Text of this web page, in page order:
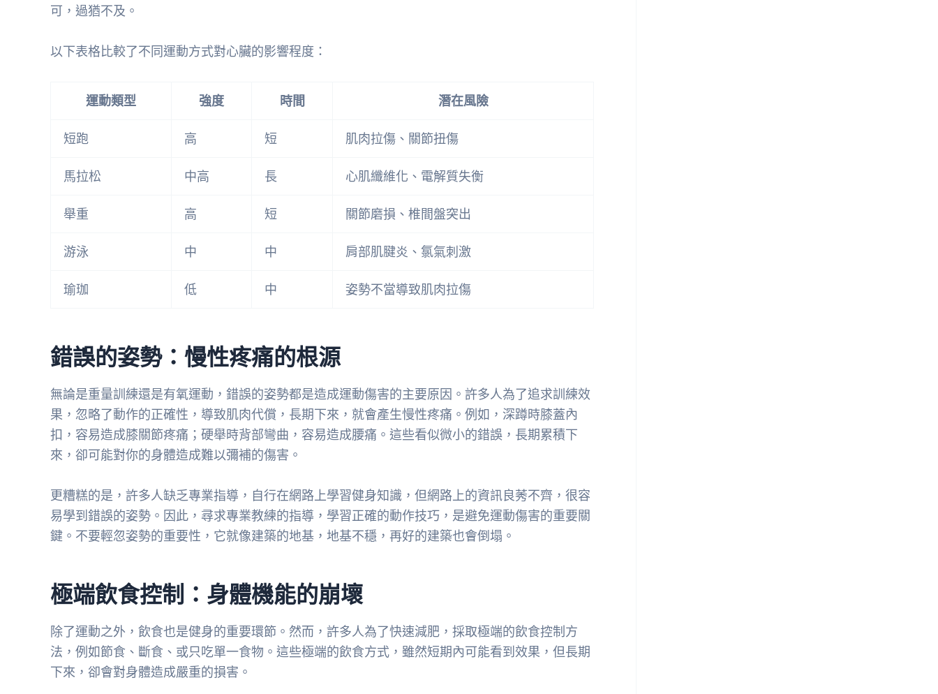
可，過猶不及。
以下表格比較了不同運動方式對心臟的影響程度：
運動類型 強度 時間 潛在風險
短跑 高 短 肌肉拉傷、關節扭傷
馬拉松 中高 長 心肌纖維化、電解質失衡
舉重 高 短 關節磨損、椎間盤突出
游泳 中 中 肩部肌腱炎、氯氣刺激
瑜珈 低 中 姿勢不當導致肌肉拉傷
錯誤的姿勢：慢性疼痛的根源
無論是重量訓練還是有氧運動，錯誤的姿勢都是造成運動傷害的主要原因。許多人為了追求訓練效
果，忽略了動作的正確性，導致肌肉代償，長期下來，就會產生慢性疼痛。例如，深蹲時膝蓋內
扣，容易造成膝關節疼痛；硬舉時背部彎曲，容易造成腰痛。這些看似微小的錯誤，長期累積下
來，卻可能對你的身體造成難以彌補的傷害。
更糟糕的是，許多人缺乏專業指導，自行在網路上學習健身知識，但網路上的資訊良莠不齊，很容
易學到錯誤的姿勢。因此，尋求專業教練的指導，學習正確的動作技巧，是避免運動傷害的重要關
鍵。不要輕忽姿勢的重要性，它就像建築的地基，地基不穩，再好的建築也會倒塌。
極端飲食控制：身體機能的崩壞
除了運動之外，飲食也是健身的重要環節。然而，許多人為了快速減肥，採取極端的飲食控制方
法，例如節食、斷食、或只吃單一食物。這些極端的飲食方式，雖然短期內可能看到效果，但長期
下來，卻會對身體造成嚴重的損害。